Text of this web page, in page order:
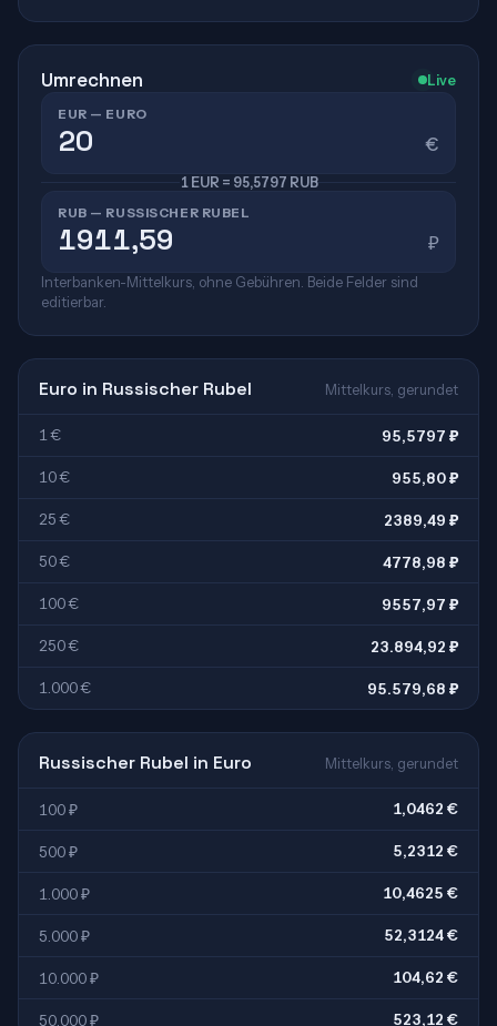
Umrechnen Live
EUR — EURO
€
1 EUR = 95,5797 RUB
RUB — RUSSISCHER RUBEL
₽
Interbanken-Mittelkurs, ohne Gebühren. Beide Felder sind
editierbar.
Euro in Russischer Rubel Mittelkurs, gerundet
1 € 95,5797 ₽
10 € 955,80 ₽
25 € 2389,49 ₽
50 € 4778,98 ₽
100 € 9557,97 ₽
250 € 23.894,92 ₽
1.000 € 95.579,68 ₽
Russischer Rubel in Euro Mittelkurs, gerundet
100 ₽ 1,0462 €
500 ₽ 5,2312 €
1.000 ₽ 10,4625 €
5.000 ₽ 52,3124 €
10.000 ₽ 104,62 €
50.000 ₽ 523,12 €